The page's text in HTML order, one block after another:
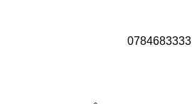
0784683333